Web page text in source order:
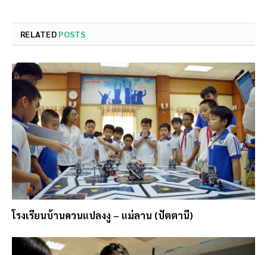
RELATED POSTS
โรงเรียนบ้านควนแปลงงู – แม่ลาน (ปัตตานี)